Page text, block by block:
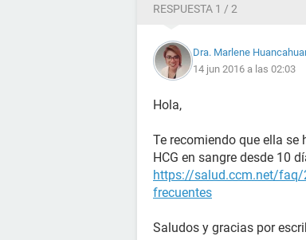
RESPUESTA 1 / 2
Dra. Marlene
14 jun 2016 a las 02:03
Hola,
Te recomiendo que ella
HCG en sangre desde 10
https://salud.ccm.net/faq/
frecuentes
Saludos y gracias por